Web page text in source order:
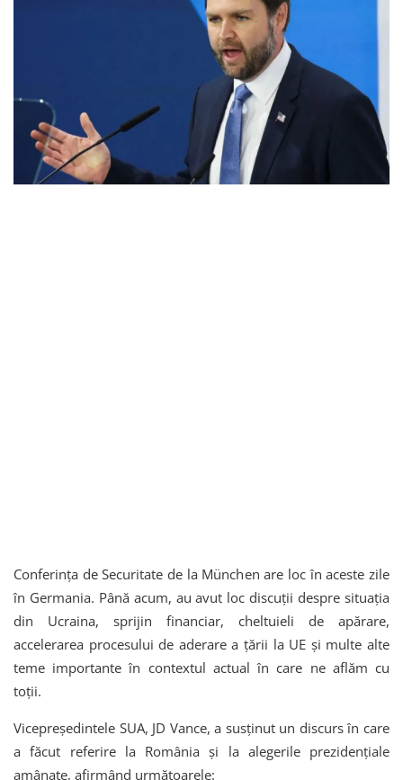
Conferința de Securitate de la München are loc în aceste zile
în Germania. Până acum, au avut loc discuții despre situația
din Ucraina, sprijin financiar, cheltuieli de apărare,
accelerarea procesului de aderare a țării la UE și multe alte
teme importante în contextul actual în care ne aflăm cu
toții.
Vicepreședintele SUA, JD Vance, a susținut un discurs în care
a făcut referire la România și la alegerile prezidențiale
amânate, afirmând următoarele: